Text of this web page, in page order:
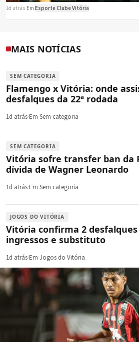
1d atrás Em Esporte Clube Vitória
MAIS NOTÍCIAS
SEM CATEGORIA
Flamengo x Vitória: onde
desfalques da 22ª rodada
1d atrás·Em Sem categoria
SEM CATEGORIA
Vitória sofre transfer ban da
dívida de Wagner Leonardo
1d atrás·Em Sem categoria
JOGOS DO VITÓRIA
Vitória confirma 2
ingressos e substituto
1d atrás·Em Jogos do Vitória